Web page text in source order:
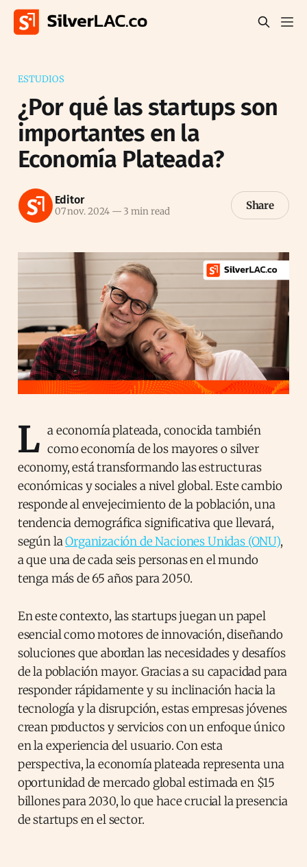
ESTUDIOS
¿Por qué las startups son
importantes en la
Economía Plateada?
Editor
07 nov. 2024 — 3 min read Share
L a economía plateada, conocida también
como economía de los mayores o silver
economy, está transformando las estructuras
económicas y sociales a nivel global. Este cambio
responde al envejecimiento de la población, una
tendencia demográfica significativa que llevará,
según laOrganización de Naciones Unidas (ONU),
a que una de cada seis personas en el mundo
tenga más de 65 años para 2050.
En este contexto, las startups juegan un papel
esencial como motores de innovación, diseñando
soluciones que abordan las necesidades y desafíos
de la población mayor. Gracias a su capacidad para
responder rápidamente y su inclinación hacia la
tecnología y la disrupción, estas empresas jóvenes
crean productos y servicios con un enfoque único
en la experiencia del usuario. Con esta
perspectiva, la economía plateada representa una
oportunidad de mercado global estimada en $15
billones para 2030, lo que hace crucial la presencia
de startups en el sector.